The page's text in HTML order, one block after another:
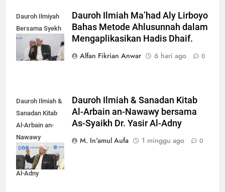
Dauroh Ilmiyah
Bersama Syekh
Yasir Al-Adny
Dauroh Ilmiah Ma’had Aly Lirboyo
Bahas Metode Ahlusunnah dalam
Mengaplikasikan Hadis Dhaif.
Alfan Fikrian Anwar
6 hari ago 0
Dauroh Ilmiah &
Sanadan Kitab
Al-Arbain an-
Nawawy
bersama As-
Syaikh Dr. Yasir
Al-Adny
Dauroh Ilmiah & Sanadan Kitab
Al-Arbain an-Nawawy bersama
As-Syaikh Dr. Yasir Al-Adny
M. In'amul Aufa
1 minggu ago 0